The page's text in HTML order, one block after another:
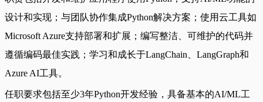
设计和实现；与团队协作集成Python解决方案；使用云工具如
Microsoft Azure支持部署和扩展；编写整洁、可维护的代码并
遵循编码最佳实践；学习和成长于LangChain、LangGraph和
Azure AI工具。
任职要求包括至少3年Python开发经验，具备基本的AI/ML工